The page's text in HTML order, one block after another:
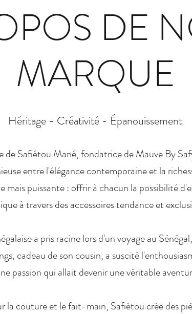
DE
MARQUE
Héritage - Créativité - Épanouissement
de Safiétou Mané, fondatrice de Mauve By
entre l'élégance contemporaine et la
mais puissante : offrir à chacun la possibilité
à travers des accessoires tendance et
a pris racine lors d'un voyage au
cadeau de son cousin, a suscité
passion qui allait devenir une véritable
la couture et le fait-main, Safiétou crée des